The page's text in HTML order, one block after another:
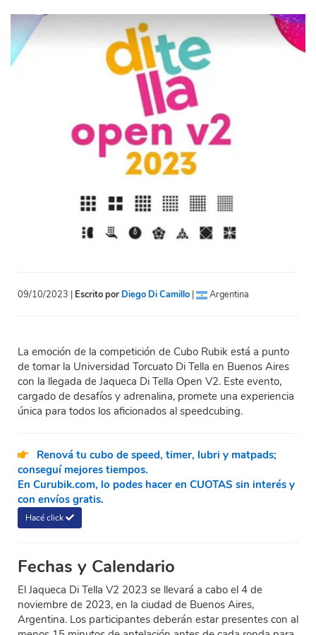
09/10/2023 | Escrito por Diego Di Camillo Argentina
La emoción de la competición de Cubo Rubik está a punto
de tomar la Universidad Torcuato Di Tella en Buenos Aires
con la llegada de Jaqueca Di Tella Open V2. Este evento,
cargado de desafíos y adrenalina, promete una experiencia
única para todos los aficionados al speedcubing.
Renová tu cubo de speed, timer, lubri y matpads;
conseguí mejores tiempos.
En Curubik.com, lo podes hacer en CUOTAS sin interés y
con envíos gratis.
Hacé click
Fechas y Calendario
El Jaqueca Di Tella V2 2023 se llevará a cabo el 4 de
noviembre de 2023, en la ciudad de Buenos Aires,
Argentina. Los participantes deberán estar presentes con al